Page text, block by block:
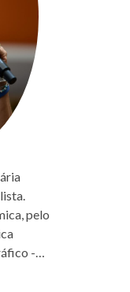
pelo
-…